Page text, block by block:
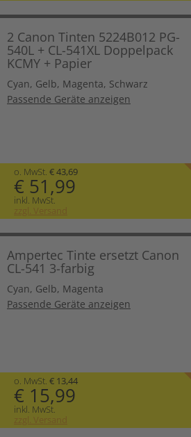
2 Canon Tinten 5224B012 PG-
540L + CL-541XL Doppelpack
KCMY + Papier
Cyan, Gelb, Magenta, Schwarz
Passende Geräte anzeigen
o. MwSt. € 43,69
€ 51,99
inkl. MwSt.
zzgl. Versand
Ampertec Tinte ersetzt Canon
CL-541 3-farbig
Cyan, Gelb, Magenta
Passende Geräte anzeigen
o. MwSt. € 13,44
€ 15,99
inkl. MwSt.
zzgl. Versand